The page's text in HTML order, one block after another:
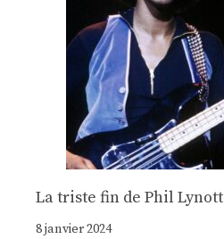
La triste fin de Phil Lynott
8 janvier 2024